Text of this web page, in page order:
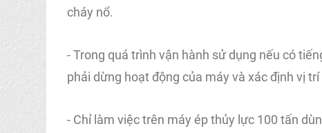
cháy nổ.
- Trong quá trình vận hành sử dụng nếu có
phải dừng hoạt động của máy và xác định vị
- Chỉ làm việc trên máy ép thủy lực 100 tấn